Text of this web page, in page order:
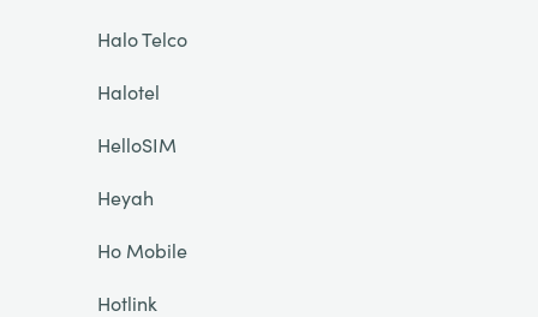
Halo Telco
Halotel
HelloSIM
Heyah
Ho Mobile
Hotlink